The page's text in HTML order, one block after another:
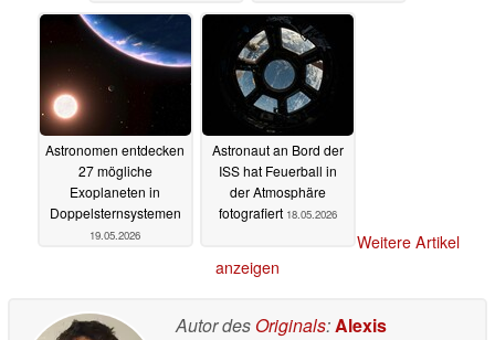
Astronomen entdecken
27 mögliche
Exoplaneten in
Doppelsternsystemen
19.05.2026
Astronaut an Bord der
ISS hat Feuerball in
der Atmosphäre
fotografiert 18.05.2026
Weitere Artikel
anzeigen
Autor des Originals:Alexis